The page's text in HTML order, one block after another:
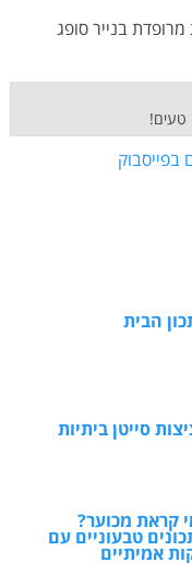
בנייר סופג
טעים!
בפייסבוק
הבית
סייטן ביתיות
קראת מכוער?
טבעוניים עם
אמיתיים